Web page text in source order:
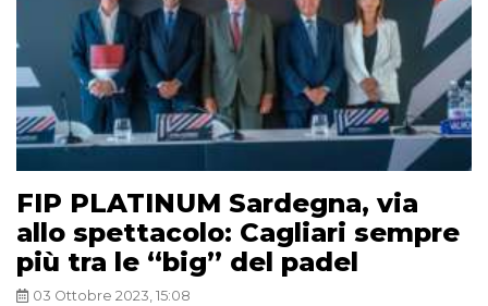
FIP PLATINUM Sardegna, via
allo spettacolo: Cagliari sempre
più tra le “big” del padel
03 Ottobre 2023, 15:08